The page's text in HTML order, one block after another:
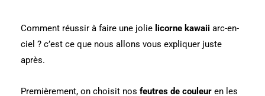
Comment réussir à faire une jolie licorne kawaii arc-en-
ciel ? c’est ce que nous allons vous expliquer juste
après.
Premièrement, on choisit nos feutres de couleur en les